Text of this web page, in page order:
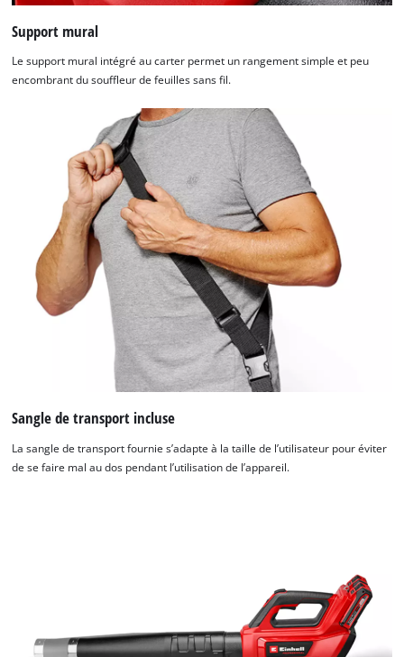
Support mural
Le support mural intégré au carter permet un rangement simple et peu
encombrant du souffleur de feuilles sans fil.
Sangle de transport incluse
La sangle de transport fournie s’adapte à la taille de l’utilisateur pour éviter
de se faire mal au dos pendant l’utilisation de l’appareil.